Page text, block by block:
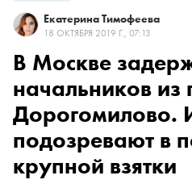
Екатерина Тимофеева
18 ОКТЯБРЯ 2019 Г., 07:13
В Москве
начальников из
Дорогомилово.
подозревают в
крупной взятки